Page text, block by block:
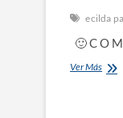
ecilda
🙂 C O
Ver Más16ª